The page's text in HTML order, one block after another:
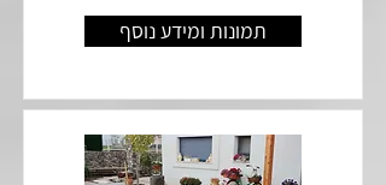
תמונות ומידע נוסף